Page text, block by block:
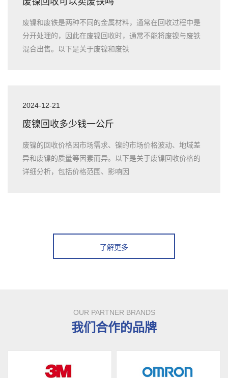
废镍和废铁是两种不同的金属材料，通常在回收过程中是
分开处理的，因此在废镍回收时，通常不能将废镍与废铁
混合出售。以下是关于废镍和废铁
2024-12-21
废镍回收多少钱一公斤
废镍的回收价格因市场需求、镍的市场价格波动、地域差
异和废镍的质量等因素而异。以下是关于废镍回收价格的
详细分析，包括价格范围、影响因
了解更多
OUR PARTNER BRANDS
我们合作的品牌